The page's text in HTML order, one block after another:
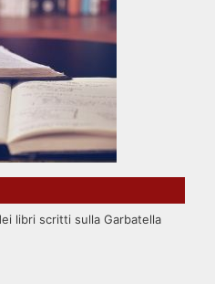
libri scritti sulla Garbatella